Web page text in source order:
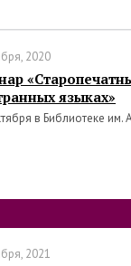
2020
языках»
в Библиотеке
2021